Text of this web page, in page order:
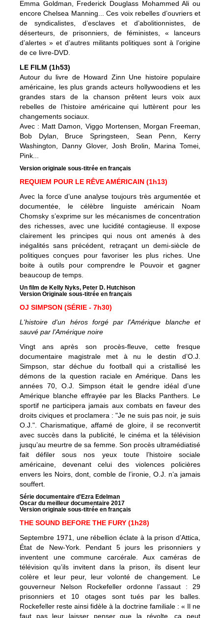
Emma Goldman, Frederick Douglass Mohammed Ali ou
encore Chelsea Manning... Ces voix rebelles d’ouvriers et
de syndicalistes, d’esclaves et d’abolitionnistes, de
déserteurs, de prisonniers, de féministes, « lanceurs
d’alertes » et d’autres militants politiques sont à l’origine
de ce livre-DVD.
LE FILM (1h53)
Autour du livre de Howard Zinn Une histoire populaire
américaine, les plus grands acteurs hollywoodiens et les
grandes stars de la chanson prêtent leurs voix aux
rebelles de l’histoire américaine qui luttèrent pour les
changements sociaux.
Avec : Matt Damon, Viggo Mortensen, Morgan Freeman,
Bob Dylan, Bruce Springsteen, Sean Penn, Kerry
Washington, Danny Glover, Josh Brolin, Marina Tomei,
Pink...
Version originale sous-titrée en français
REQUIEM POUR LE RÊVE AMÉRICAIN (1h13)
Avec la force d’une analyse toujours très argumentée et
documentée, le célèbre linguiste américain Noam
Chomsky s’exprime sur les mécanismes de concentration
des richesses, avec une lucidité contagieuse. Il expose
clairement les principes qui nous ont amenés à des
inégalités sans précédent, retraçant un demi-siècle de
politiques conçues pour favoriser les plus riches. Une
boite à outils pour comprendre le Pouvoir et gagner
beaucoup de temps.
Un film de Kelly Nyks, Peter D. Hutchison
Version Originale sous-titrée en français
OJ SIMPSON (SÉRIE - 7h30)
L'histoire d'un héros forgé par l'Amérique blanche et
sauvé par l'Amérique noire
Vingt ans après son procès-fleuve, cette fresque
documentaire magistrale met à nu le destin d’O.J.
Simpson, star déchue du football qui a cristallisé les
démons de la question raciale en Amérique. Dans les
années 70, O.J. Simpson était le gendre idéal d’une
Amérique blanche effrayée par les Blacks Panthers. Le
sportif ne participera jamais aux combats en faveur des
droits civiques et proclamera : "Je ne suis pas noir, je suis
O.J.". Charismatique, affamé de gloire, il se reconvertit
avec succès dans la publicité, le cinéma et la télévision
jusqu’au meurtre de sa femme. Son procès ultramédiatisé
fait défiler sous nos yeux toute l’histoire sociale
américaine, devenant celui des violences policières
envers les Noirs, dont, comble de l’ironie, O.J. n’a jamais
souffert.
Série documentaire d'Ezra Edelman
Oscar du meilleur documentaire 2017
Version originale sous-titrée en français
THE SOUND BEFORE THE FURY (1h28)
Septembre 1971, une rébellion éclate à la prison d’Attica,
État de New-York. Pendant 5 jours les prisonniers y
inventent une commune carcérale. Aux caméras de
télévision qu’ils invitent dans la prison, ils disent leur
colère et leur peur, leur volonté de changement. Le
gouverneur Nelson Rockefeller ordonne l’assaut : 29
prisonniers et 10 otages sont tués par les balles.
Rockefeller reste ainsi fidèle à la doctrine familiale : « Il ne
faut pas leur laisser penser que la révolte, ça peut